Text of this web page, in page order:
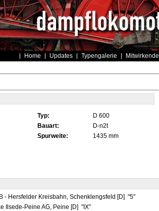
Home Updates Typengalerie Mitwirkende
Typ: D 600
Bauart: D-n2t
Spurweite: 1435 mm
- Hersfelder Kreisbahn, Schenklengsfeld [D] "5"
Ilsede-Peine AG, Peine [D] "IX"